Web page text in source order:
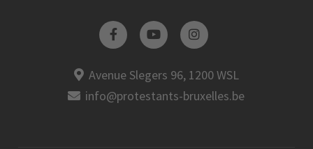
Avenue Slegers 96, 1200 WSL
info@protestants-bruxelles.be